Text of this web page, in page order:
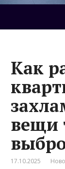
Как
вещи
17.10.2025